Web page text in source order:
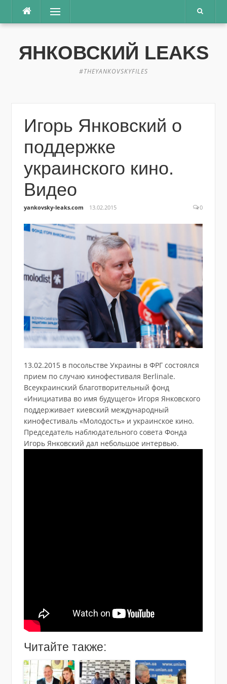
Перейти
содержимому
Меню
ЯНКОВСКИЙ LEAKS
#THEYANKOVSKYFILES
Игорь Янковский о
поддержке
украинского кино.
Видео
yankovsky-leaks.com 13.02.2015 0
13.02.2015 в посольстве Украины в ФРГ состоялся
прием по случаю кинофестиваля Berlinale.
Всеукраинский благотворительный фонд
«Инициатива во имя будущего» Игоря Янковского
поддерживает киевский международный
кинофестиваль «Молодость» и украинское кино.
Председатель наблюдательного совета Фонда
Игорь Янковский дал небольшое интервью.
Читайте также: